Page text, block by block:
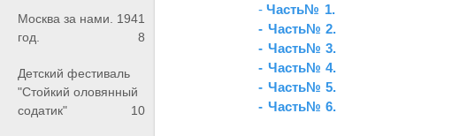
Москва за нами. 1941
год.
8
Детский фестиваль
"Стойкий оловянный
содатик"
10
-Часть№ 1.
- Часть№ 2.
- Часть№ 3.
- Часть№ 4.
- Часть№ 5.
- Часть№ 6.